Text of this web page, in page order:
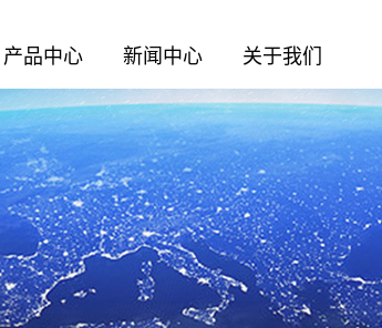
产品中心 新闻中心 关于我们